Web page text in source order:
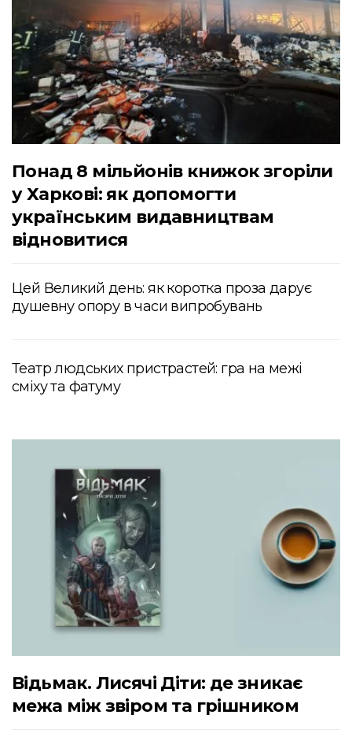
Понад 8 мільйонів книжок згоріли
у Харкові: як допомогти
українським видавництвам
відновитися
Цей Великий день: як коротка проза дарує
душевну опору в часи випробувань
Театр людських пристрастей: гра на межі
сміху та фатуму
Відьмак. Лисячі Діти: де зникає
межа між звіром та грішником